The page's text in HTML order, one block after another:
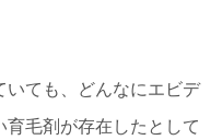
いても、どんなにエビデ
毛剤が存在したとして